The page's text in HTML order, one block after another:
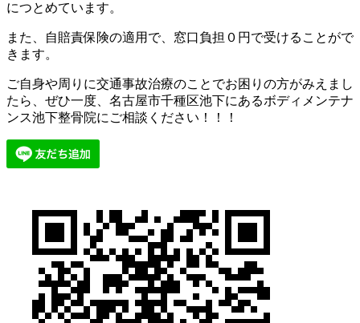
につとめています。
また、自賠責保険の適用で、窓口負担０円で受けることがで
きます。
ご自身や周りに交通事故治療のことでお困りの方がみえまし
たら、ぜひ一度、名古屋市千種区池下にあるボディメンテナ
ンス池下整骨院にご相談ください！！！